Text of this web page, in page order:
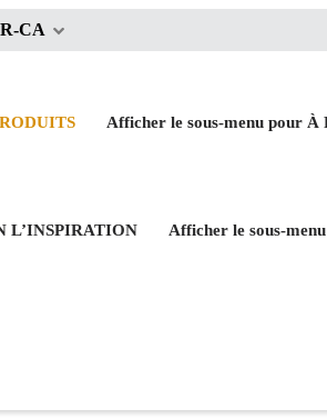
CA
Afficher le sous-menu pour À
L’INSPIRATION Afficher le sous-